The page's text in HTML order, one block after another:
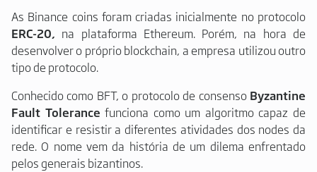
As Binance coins foram criadas inicialmente no protocolo
ERC-20, na plataforma Ethereum. Porém, na hora de
desenvolver o próprio blockchain, a empresa utilizou outro
tipo de protocolo.
Conhecido como BFT, o protocolo de consenso Byzantine
Fault Tolerance funciona como um algoritmo capaz de
identificar e resistir a diferentes atividades dos nodes da
rede. O nome vem da história de um dilema enfrentado
pelos generais bizantinos.